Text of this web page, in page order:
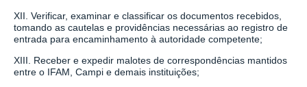
XII. Verificar, examinar e classificar os documentos recebidos,
tomando as cautelas e providências necessárias ao registro de
entrada para encaminhamento à autoridade competente;
XIII. Receber e expedir malotes de correspondências mantidos
entre o IFAM, Campi e demais instituições;